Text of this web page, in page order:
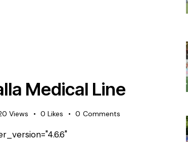
Medical Line
Views 0 Likes 0 Comments